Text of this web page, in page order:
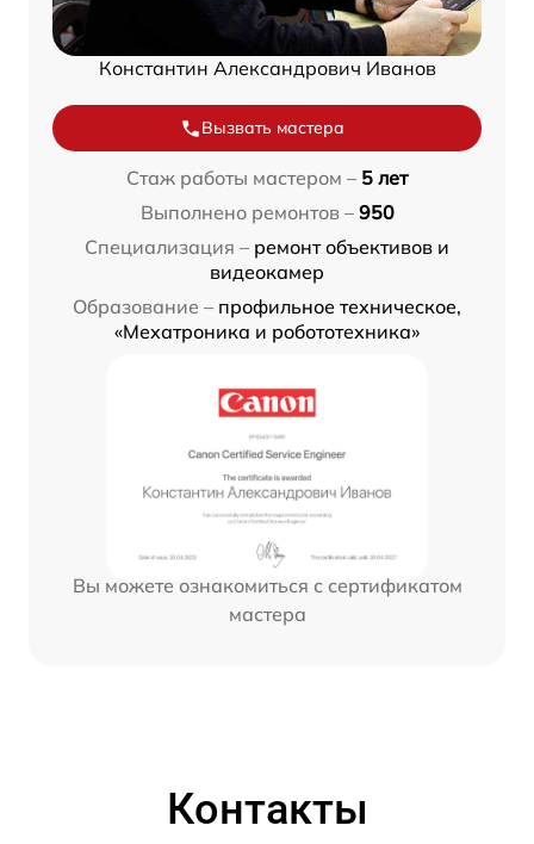
Константин Александрович Иванов
Вызвать мастера
Стаж работы мастером – 5 лет
Выполнено ремонтов – 950
Специализация – ремонт объективов и
видеокамер
Образование – профильное техническое,
«Мехатроника и робототехника»
Вы можете ознакомиться с сертификатом
мастера
Контакты